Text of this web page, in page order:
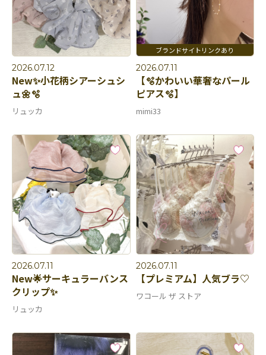
2026.07.12
New✨小花柄シアーシュシ
ュ🌼🫧
リュッカ
2026.07.11
【🫧かわいい華奢なパール
ピアス🫧】
mimi33
2026.07.11
New🌟サーキュラーバンス
クリップ✨
リュッカ
2026.07.11
【プレミアム】人気ブラ♡
ワコール ザ ストア